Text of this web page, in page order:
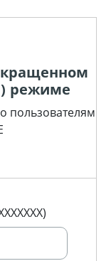
режиме
пользователям